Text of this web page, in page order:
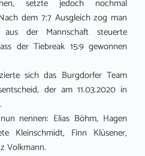
setzte jedoch nochmal
dem 7:7 Ausgleich zog man
aus der Mannschaft steuerte
der Tiebreak 15:9 gewonnen
sich das Burgdorfer Team
der am 11.03.2020 in
nennen: Elias Böhm, Hagen
Kleinschmidt, Finn Klüsener,
Volkmann.